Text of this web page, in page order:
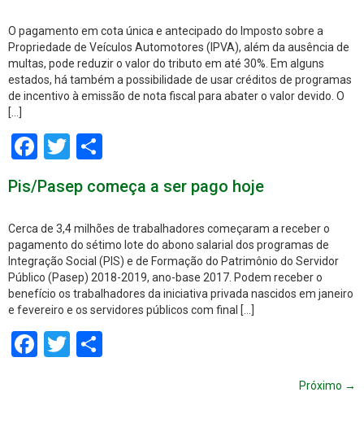
O pagamento em cota única e antecipado do Imposto sobre a
Propriedade de Veículos Automotores (IPVA), além da ausência de
multas, pode reduzir o valor do tributo em até 30%. Em alguns
estados, há também a possibilidade de usar créditos de programas
de incentivo à emissão de nota fiscal para abater o valor devido. O
[…]
Facebook
Twitter
Pis/Pasep começa a ser pago hoje
Cerca de 3,4 milhões de trabalhadores começaram a receber o
pagamento do sétimo lote do abono salarial dos programas de
Integração Social (PIS) e de Formação do Patrimônio do Servidor
Público (Pasep) 2018-2019, ano-base 2017. Podem receber o
benefício os trabalhadores da iniciativa privada nascidos em janeiro
e fevereiro e os servidores públicos com final […]
Facebook
Twitter
Próximo →